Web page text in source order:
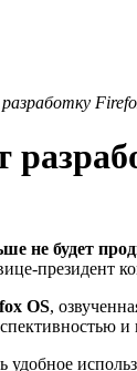
не будет
OS,
и